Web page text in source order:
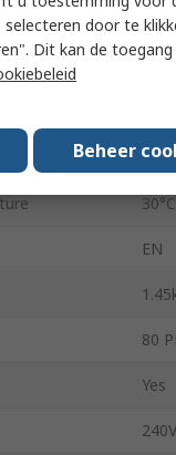
85%
30°C
EN
80
Yes
door te
Dit kan de
Beheer